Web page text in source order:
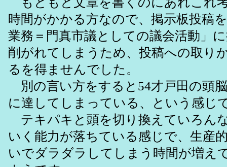
時間がかかる方なので、掲示板投稿
業務＝門真市議としての議会活動」
削がれてしまうため、投稿への取り
るを得ませんでした。
別の言い方をすると54才戸田の頭
に達してしまっている、という感じ
テキパキと頭を切り換えていろん
いく能力が落ちている感じで、生産
いでダラダラしてしまう時間が増え